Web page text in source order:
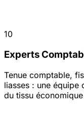
10
Experts
Tenue comptable,
liasses : une équipe
du tissu